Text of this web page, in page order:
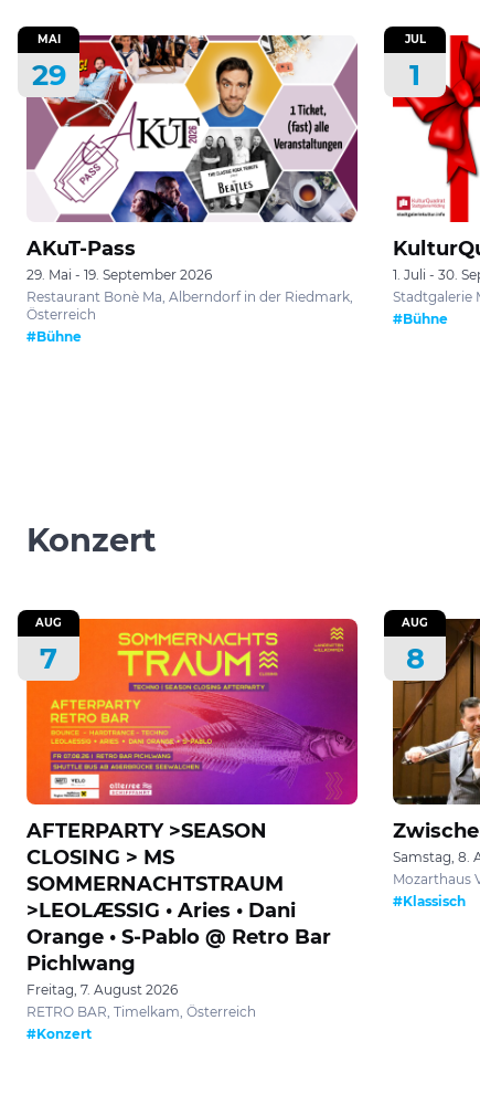
MAI
29
AKuT-Pass
29. Mai - 19. September 2026
Restaurant Bonè Ma, Alberndorf in der Riedmark,
Österreich
#Bühne
JUL
1
1. Juli - 30.
Stadtgalerie
#Bühne
Konzert
AUG
7
AFTERPARTY >SEASON
CLOSING > MS
SOMMERNACHTSTRAUM
>LEOLÆSSIG • Aries • Dani
Orange • S-Pablo @ Retro Bar
Pichlwang
Freitag, 7. August 2026
RETRO BAR, Timelkam, Österreich
#Konzert
AUG
8
Samstag, 8.
Mozarthaus
#Klassisch